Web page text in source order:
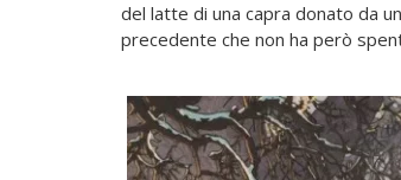
del latte di una capra donato da
precedente che non ha però